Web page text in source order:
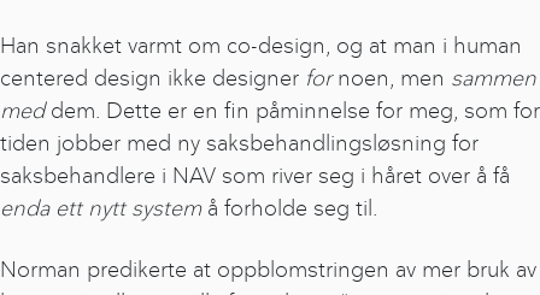
Han snakket varmt om co-design, og at man i human
centered design ikke designer fornoen, men sammen
meddem. Dette er en fin påminnelse for meg, som for
tiden jobber med ny saksbehandlingsløsning for
saksbehandlere i NAV som river seg i håret over å få
enda ett nytt systemå forholde seg til.
Norman predikerte at oppblomstringen av mer bruk av